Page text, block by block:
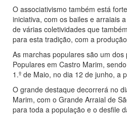
O associativismo também está
iniciativa, com os bailes e arraiais
de várias coletividades que
para esta tradição, com a
As marchas populares são um
Populares em Castro Marim,
1.º de Maio, no dia 12 de junho, a
O grande destaque decorrerá no
Marim, com o Grande Arraial de
para toda a população e o desfile